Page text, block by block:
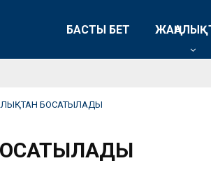
БАСТЫ БЕТ
БОСАТЫЛАДЫ